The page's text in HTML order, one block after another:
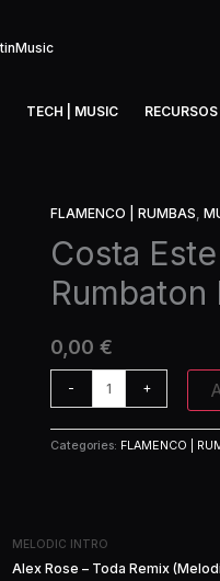
TECH | MUSIC RECURSOS
FLAMENCO | RUMBAS,
Costa
Rumbaton
0,00 €
-
Costa
Este
-
Elligibo
(Radio
Rumbaton
Edit)
quantity
+
Categories: FLAMENCO |
MELODIC INTRO
Alex Rose – Toda Remix